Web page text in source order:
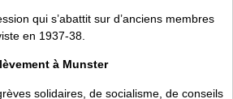
qui s’abattit sur d’anciens membres
en 1937-38.
à Munster
solidaires, de socialisme, de conseils